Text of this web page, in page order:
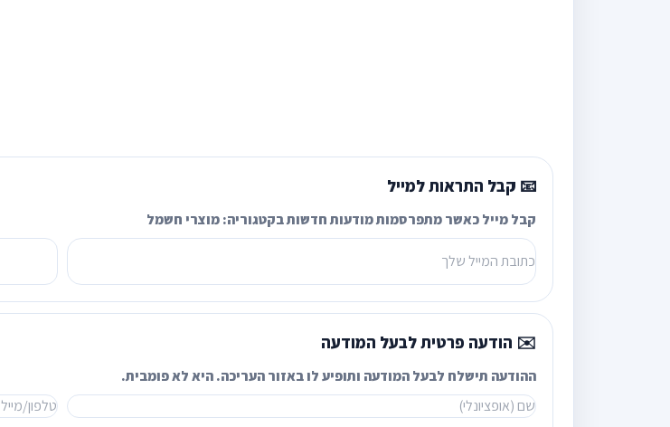
📧 קבל התראות למייל
קבל מייל כאשר מתפרסמות מודעות חדשות בקטגוריה: מוצרי חשמל
✉️ הודעה פרטית לבעל המודעה
ההודעה תישלח לבעל המודעה ותופיע לו באזור העריכה. היא לא פומבית.